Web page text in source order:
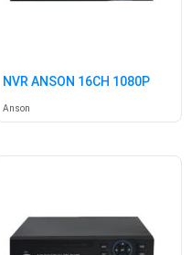
NVR ANSON 16CH 1080P
Anson